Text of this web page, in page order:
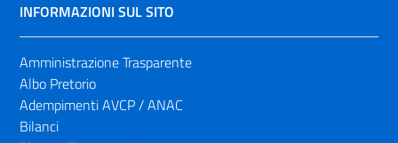
INFORMAZIONI SUL SITO
Amministrazione Trasparente
Albo Pretorio
Adempimenti AVCP / ANAC
Bilanci